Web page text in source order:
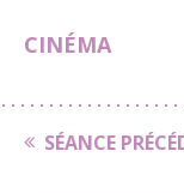
CINÉMA
SÉANCE